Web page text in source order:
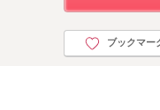
ブックマー